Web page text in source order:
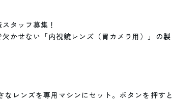
タッフ募集！
かせない「内視鏡レンズ（胃カメラ用）」の製
レンズを専用マシンにセット。ボタンを押すと